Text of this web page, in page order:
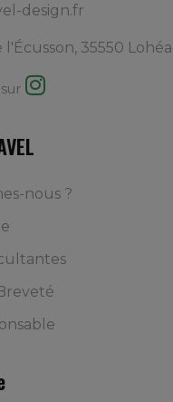
design.fr
l'Écusson, 35550
nous ?